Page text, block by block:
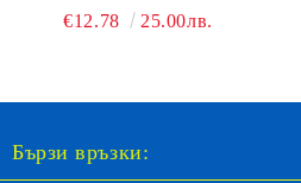
СКРАМП
€12.78 25.00лв.
Бързи връзки: